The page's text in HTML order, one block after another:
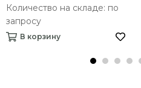
Количество на складе: по
запросу
В корзину